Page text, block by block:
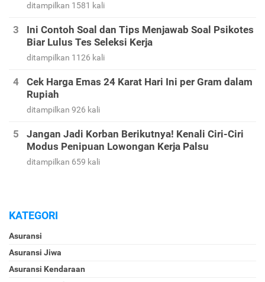
ditampilkan 1581 kali
Ini Contoh Soal dan Tips Menjawab Soal Psikotes
Biar Lulus Tes Seleksi Kerja
ditampilkan 1126 kali
Cek Harga Emas 24 Karat Hari Ini per Gram dalam
Rupiah
ditampilkan 926 kali
Jangan Jadi Korban Berikutnya! Kenali Ciri-Ciri
Modus Penipuan Lowongan Kerja Palsu
ditampilkan 659 kali
KATEGORI
Asuransi
Asuransi Jiwa
Asuransi Kendaraan